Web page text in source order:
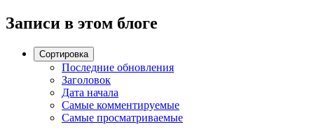
Записи в этом блоге
Сортировка
Последние обновления
Заголовок
Дата начала
Самые комментируемые
Самые просматриваемые